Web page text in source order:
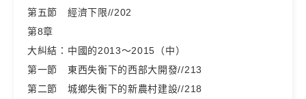
第五節 經濟下限//202
第8章
大糾結：中國的2013～2015（中）
第一節 東西失衡下的西部大開發//213
第二節 城鄉失衡下的新農村建設//218